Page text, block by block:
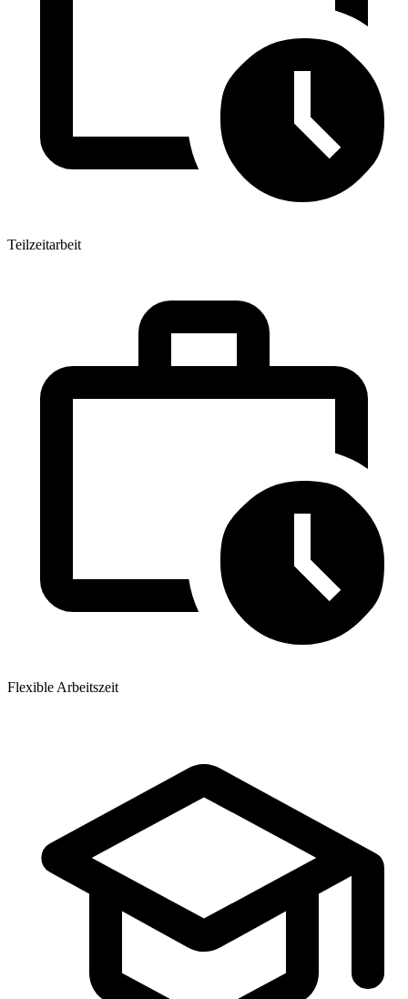
Teilzeitarbeit
Flexible Arbeitszeit